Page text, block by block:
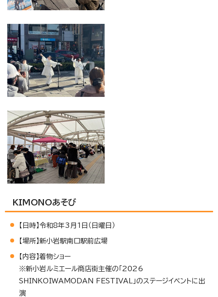
KIMONOあそび
【日時】令和8年3月1日（日曜日）
【場所】新小岩駅南口駅前広場
【内容】着物ショー
※新小岩ルミエール商店街主催の「2026
SHINKOIWAMODAN FESTIVAL」のステージイベントに出
演